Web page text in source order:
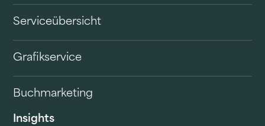
Serviceübersicht
Grafikservice
Buchmarketing
Insights